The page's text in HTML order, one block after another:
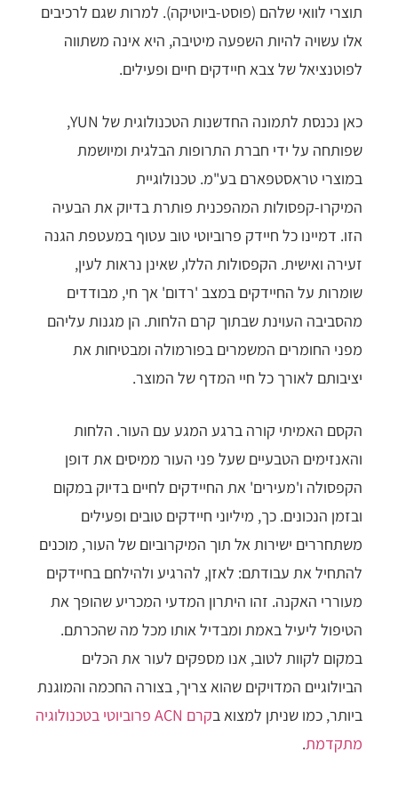
תוצרי לוואי שלהם (פוסט-ביוטיקה). למרות שגם לרכיבים
אלו עשויה להיות השפעה מיטיבה, היא אינה משתווה
לפוטנציאל של צבא חיידקים חיים ופעילים.
כאן נכנסת לתמונה החדשנות הטכנולוגית של YUN,
שפותחה על ידי חברת התרופות הבלגית ומיושמת
במוצרי טראסטפארם בע"מ. טכנולוגיית
המיקרו-קפסולות המהפכנית פותרת בדיוק את הבעיה
הזו. דמיינו כל חיידק פרוביוטי טוב עטוף במעטפת הגנה
זעירה ואישית. הקפסולות הללו, שאינן נראות לעין,
שומרות על החיידקים במצב 'רדום' אך חי, מבודדים
מהסביבה העוינת שבתוך קרם הלחות. הן מגנות עליהם
מפני החומרים המשמרים בפורמולה ומבטיחות את
יציבותם לאורך כל חיי המדף של המוצר.
הקסם האמיתי קורה ברגע המגע עם העור. הלחות
והאנזימים הטבעיים שעל פני העור ממיסים את דופן
הקפסולה ו'מעירים' את החיידקים לחיים בדיוק במקום
ובזמן הנכונים. כך, מיליוני חיידקים טובים ופעילים
משתחררים ישירות אל תוך המיקרוביום של העור, מוכנים
להתחיל את עבודתם: לאזן, להרגיע ולהילחם בחיידקים
מעוררי האקנה. זהו היתרון המדעי המכריע שהופך את
הטיפול ליעיל באמת ומבדיל אותו מכל מה שהכרתם.
במקום לקוות לטוב, אנו מספקים לעור את הכלים
הביולוגיים המדויקים שהוא צריך, בצורה החכמה והמוגנת
ביותר, כמו שניתן למצוא ב
קרם ACN פרוביוטי בטכנולוגיה
מתקדמת.